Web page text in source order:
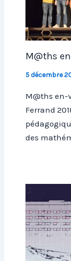
M@ths
5 décembre
M@ths en-
Ferrand
des